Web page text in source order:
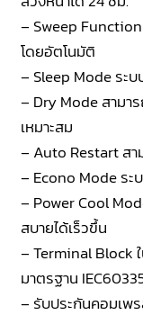
– Sweep
โดยอัตโนมัติ
– Sleep Mode ร
– Dry Mode สามา
เหมาะสม
– Auto Restart สา
– Econo Mode ร
– Power Cool
สบายได้เร็วขึ้น
– Terminal Block
มาตรฐาน
– รับประกันคอมเพ